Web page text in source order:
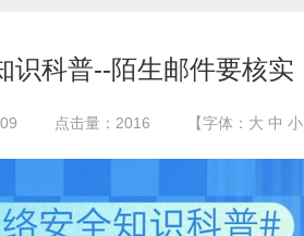
识科普--陌生邮件要核实
点击量： 2016 【字体： 大 中 小